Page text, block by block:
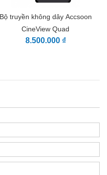
(Antennas not
Bộ truyền không dây Accsoon
CineView Quad
8.500.000 ₫